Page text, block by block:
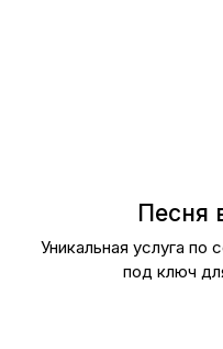
Песня
Уникальная услуга по
под ключ